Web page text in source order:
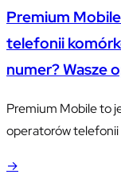
pakietów w swojej
bliżej i…
Premium
telefonii
numer? Wasze
Premium Mobile to
operatorów telefonii
oferta firmy
→